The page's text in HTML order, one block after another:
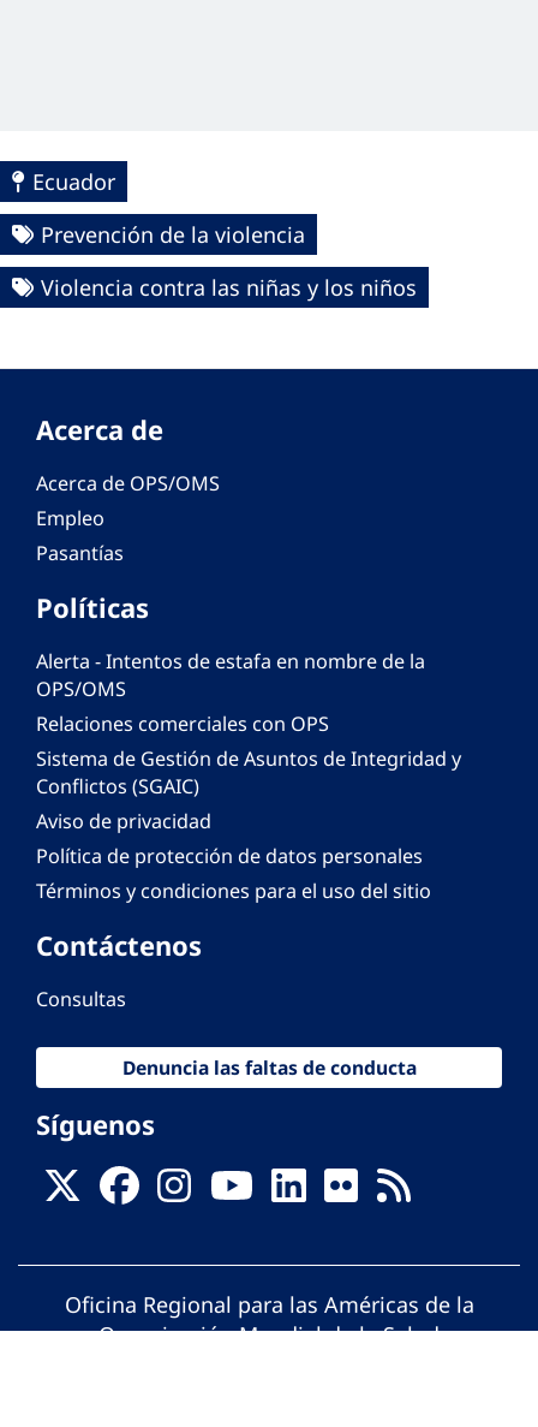
Ecuador
Prevención de la violencia
Violencia contra las niñas y los niños
Acerca de
Acerca de OPS/OMS
Empleo
Pasantías
Políticas
Alerta - Intentos de estafa en nombre de la
OPS/OMS
Relaciones comerciales con OPS
Sistema de Gestión de Asuntos de Integridad y
Conflictos (SGAIC)
Aviso de privacidad
Política de protección de datos personales
Términos y condiciones para el uso del sitio
Contáctenos
Consultas
Denuncia las faltas de conducta
Síguenos
Oficina Regional para las Américas de la
Organización Mundial de la Salud